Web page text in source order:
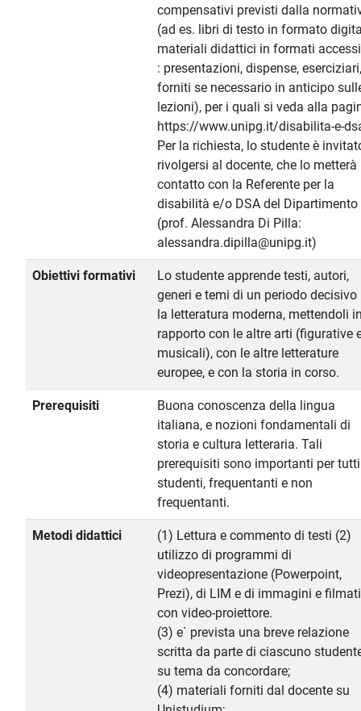
compensativi previsti dalla
(ad es. libri di testo in formato
materiali didattici in formati
: presentazioni, dispense, eserciziari,
forniti se necessario in anticipo
lezioni), per i quali si veda alla
https://www.unipg.it/disabilita-e-
Per la richiesta, lo studente è
rivolgersi al docente, che lo metterà
contatto con la Referente per la
disabilità e/o DSA del Dipartimento
(prof. Alessandra Di Pilla:
alessandra.dipilla@unipg.it)
Obiettivi formativi
Lo studente apprende testi, autori,
generi e temi di un periodo decisivo
la letteratura moderna, mettendoli
rapporto con le altre arti (figurative
musicali), con le altre letterature
europee, e con la storia in corso.
Prerequisiti
Buona conoscenza della lingua
italiana, e nozioni fondamentali di
storia e cultura letteraria. Tali
prerequisiti sono importanti per
studenti, frequentanti e non
frequentanti.
Metodi didattici
(1) Lettura e commento di testi (2)
utilizzo di programmi di
videopresentazione (Powerpoint,
Prezi), di LIM e di immagini e filmati
con video-proiettore.
(3) e` prevista una breve relazione
scritta da parte di ciascuno
su tema da concordare;
(4) materiali forniti dal docente su